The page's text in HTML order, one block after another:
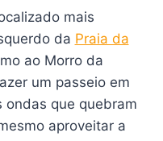
mais
da Praia da
ao Morro da
um passeio em
ondas que quebram
aproveitar a